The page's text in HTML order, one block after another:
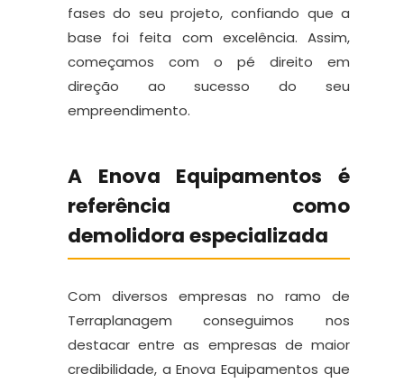
fases do seu projeto, confiando que a
base foi feita com excelência. Assim,
começamos com o pé direito em
direção ao sucesso do seu
empreendimento.
A Enova Equipamentos é
referência como
demolidora especializada
Com diversos empresas no ramo de
Terraplanagem conseguimos nos
destacar entre as empresas de maior
credibilidade, a Enova Equipamentos que